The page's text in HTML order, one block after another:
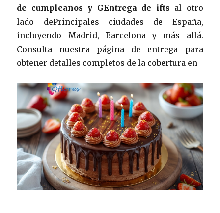
de cumpleaños y GEntrega de ifts al otro
lado dePrincipales ciudades de España,
incluyendo Madrid, Barcelona y más allá.
Consulta nuestra página de entrega para
obtener detalles completos de la cobertura en